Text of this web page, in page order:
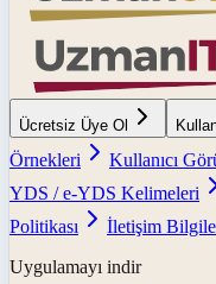
Ücretsiz Üye Ol
Örnekleri
Kullanıcı
YDS / e-YDS Kelimeleri
Politikası
İletişim
Uygulamayı indir